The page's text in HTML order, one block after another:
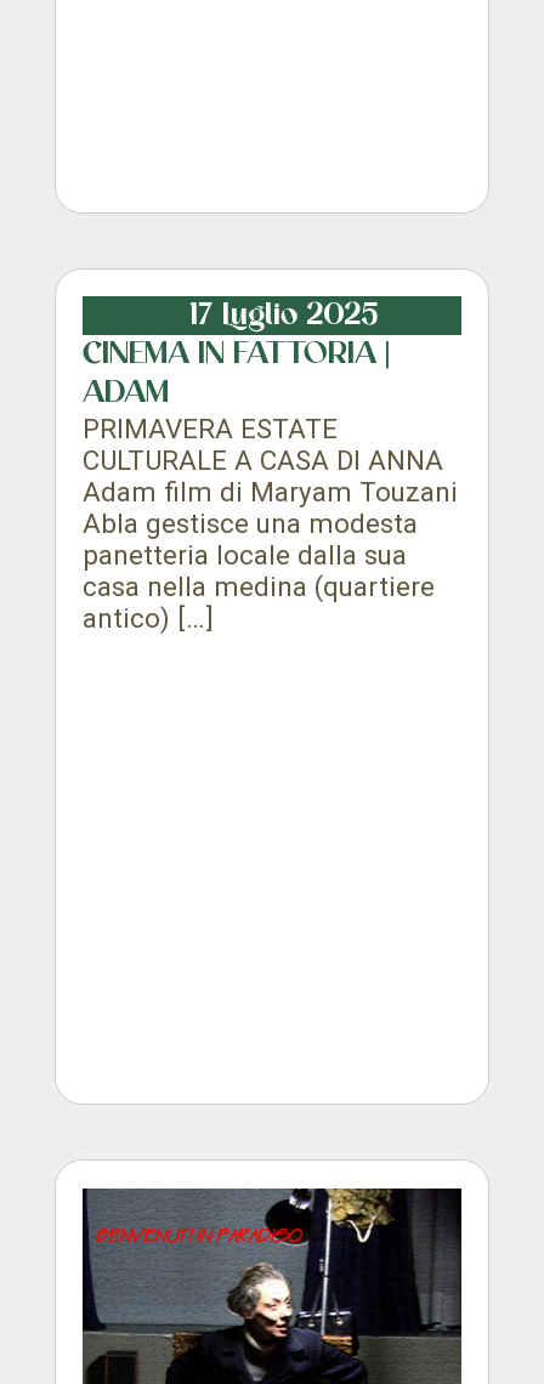
17 Luglio 2025
CINEMA IN FATTORIA |
ADAM
PRIMAVERA ESTATE
CULTURALE A CASA DI ANNA
Adam film di Maryam Touzani
Abla gestisce una modesta
panetteria locale dalla sua
casa nella medina (quartiere
antico) […]